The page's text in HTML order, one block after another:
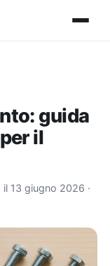
guida
il
il 13 giugno 2026 ·